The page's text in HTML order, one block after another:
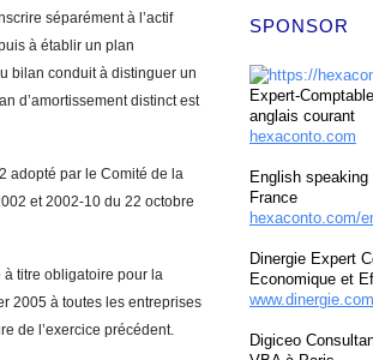
séparément à l’actif
à établir un plan
bilan conduit à distinguer un
d’amortissement distinct est
adopté par le Comité de la
et 2002-10 du 22 octobre
à titre obligatoire pour la
2005 à toutes les entreprises
de l’exercice précédent.
SPONSOR
Expert-
anglais courant
hexaconto.com
English
France
hexaconto.com/
Dinergie Expert
Economique et
www.dinergie.com
Digiceo